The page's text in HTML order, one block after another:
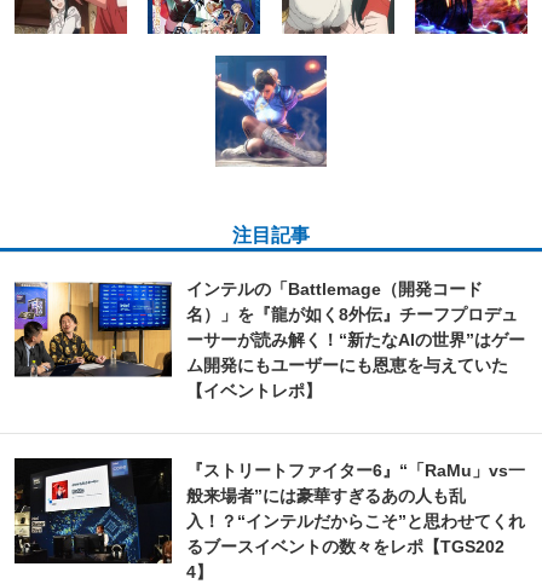
注目記事
インテルの「Battlemage（開発コード
名）」を『龍が如く8外伝』チーフプロデュ
ーサーが読み解く！“新たなAIの世界”はゲー
ム開発にもユーザーにも恩恵を与えていた
【イベントレポ】
『ストリートファイター6』“「RaMu」vs一
般来場者”には豪華すぎるあの人も乱
入！？“インテルだからこそ”と思わせてくれ
るブースイベントの数々をレポ【TGS202
4】